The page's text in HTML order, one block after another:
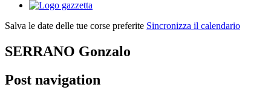
Salva le date delle tue corse preferite Sincronizza il calendario
SERRANO Gonzalo
Post navigation